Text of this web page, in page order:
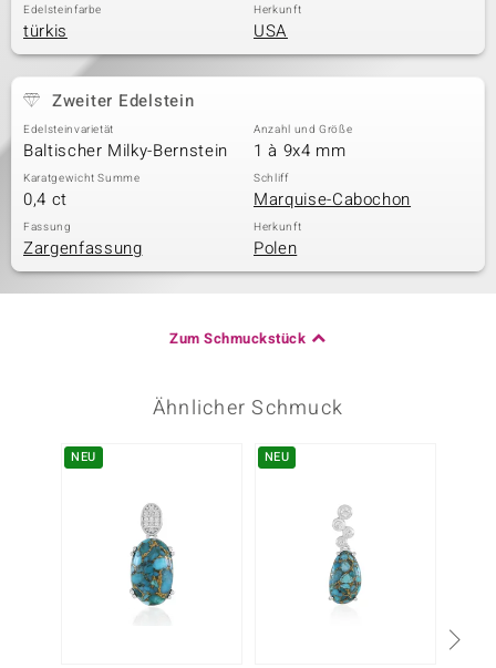
Edelsteinfarbe
türkis
Herkunft
USA
Zweiter Edelstein
Edelsteinvarietät
Baltischer Milky-Bernstein
Anzahl und Größe
1 à 9x4 mm
Karatgewicht Summe
0,4 ct
Schliff
Marquise-Cabochon
Fassung
Zargenfassung
Herkunft
Polen
Zum Schmuckstück
Ähnlicher Schmuck
NEU NEU